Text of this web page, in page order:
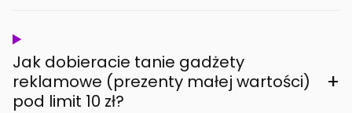
Jak dobieracie tanie gadżety
reklamowe (prezenty małej wartości)
pod limit 10 zł?
+